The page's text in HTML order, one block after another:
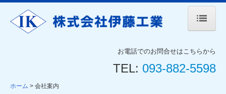
代表挨拶
お電話でのお問合せはこちらから
TEL: 093-882-5598
ホーム 会社案内